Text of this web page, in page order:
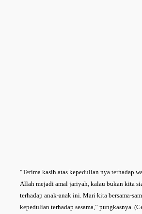
“Terima kasih atas kepedulian nya terhadap
Allah mejadi amal jariyah, kalau bukan kita
terhadap anak-anak ini. Mari kita bersama-
kepedulian terhadap sesama,” pungkasnya.